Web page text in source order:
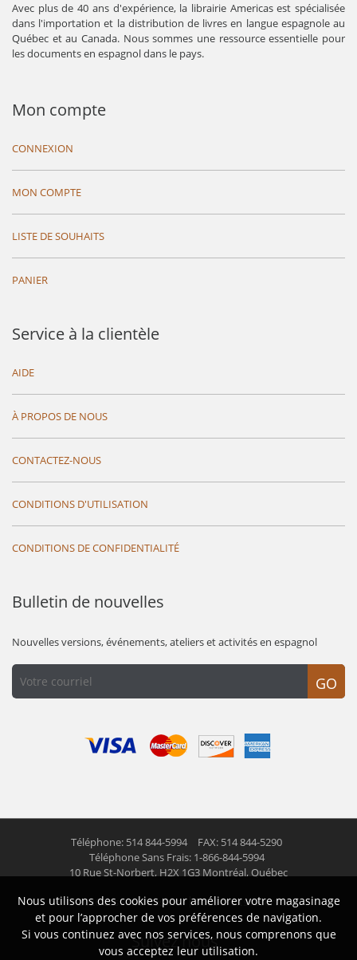
Avec plus de 40 ans d'expérience, la librairie Americas est spécialisée
dans l'importation et la distribution de livres en langue espagnole au
Québec et au Canada. Nous sommes une ressource essentielle pour
les documents en espagnol dans le pays.
Mon compte
CONNEXION
MON COMPTE
LISTE DE SOUHAITS
PANIER
Service à la clientèle
AIDE
À PROPOS DE NOUS
CONTACTEZ-NOUS
CONDITIONS D'UTILISATION
CONDITIONS DE CONFIDENTIALITÉ
Bulletin de nouvelles
Nouvelles versions, événements, ateliers et activités en espagnol
GO
Téléphone: 514 844-5994
FAX: 514 844-5290
Téléphone Sans Frais: 1-866-844-5994
10 Rue St-Norbert, H2X 1G3 Montréal, Québec
© 2026 Las Americas inc. Tous droits réservés
Suivez nous
Nous utilisons des cookies pour améliorer votre magasinage
et pour l’approcher de vos préférences de navigation.
Si vous continuez avec nos services, nous comprenons que
vous acceptez leur utilisation.